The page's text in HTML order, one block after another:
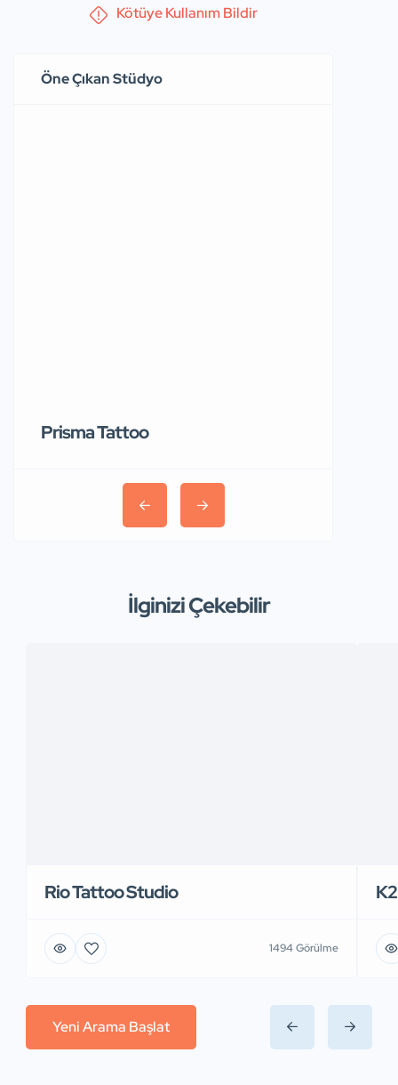
Kötüye Kullanım Bildir
Öne Çıkan Stüdyo
Prisma Tattoo
İlginizi Çekebilir
Rio Tattoo Studio
1494 Görülme
Yeni Arama Başlat